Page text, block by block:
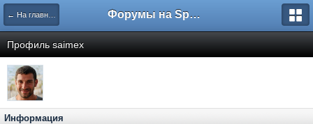
← На главную Форумы на Sportbox.ru
Профиль saimex
Информация